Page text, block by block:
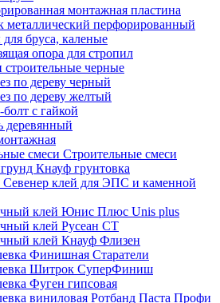
монтажная пластина
металлический перфорированный
бруса, каленые
опора для стропил
строительные черные
по дереву черный
по дереву желтый
с гайкой
деревянный
Строительные смеси
Кнауф грунтовка
клей для ЭПС и каменной
клей Юнис Плюс Unis plus
клей Русеан СТ
клей Кнауф Флизен
Финишная Старатели
Шитрок СуперФиниш
Фуген гипсовая
виниловая Ротбанд Паста Профи